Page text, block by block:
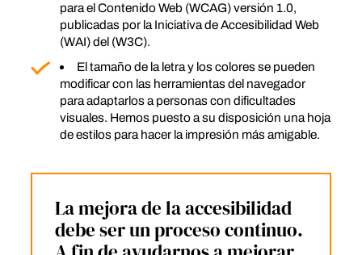
para el Contenido Web (WCAG) versión 1.0,
publicadas por la Iniciativa de Accesibilidad Web
(WAI) del (W3C).
El tamaño de la letra y los colores se pueden
modificar con las herramientas del navegador
para adaptarlos a personas con dificultades
visuales. Hemos puesto a su disposición una hoja
de estilos para hacer la impresión más amigable.
La mejora de la accesibilidad
debe ser un proceso continuo.